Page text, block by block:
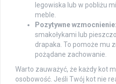
legowiska lub w pobliżu
meble.
Pozytywne wzmocnienie:
smakołykami lub
drapaka. To pomoże mu
pożądane zachowanie.
Warto zauważyć, że każdy kot
osobowość. Jeśli Twój kot nie